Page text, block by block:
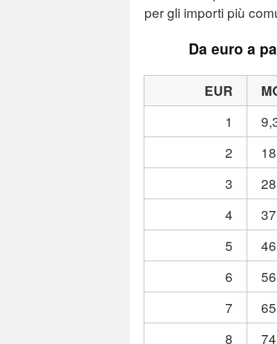
per gli importi più
Da euro a
EUR
1
2
3
4
5
6
7
8